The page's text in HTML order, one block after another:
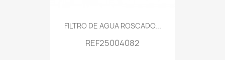
FILTRO DE AGUA ROSCADO...
REF25004082